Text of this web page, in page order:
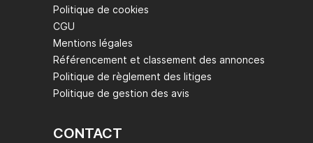
Politique de cookies
CGU
Mentions légales
Référencement et classement des annonces
Politique de règlement des litiges
Politique de gestion des avis
CONTACT